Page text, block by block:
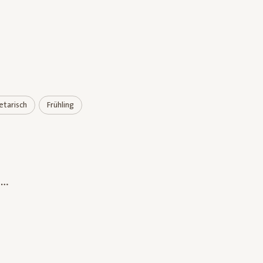
Frühling